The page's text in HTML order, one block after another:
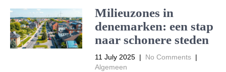
Milieuzones in
denemarken: een stap
naar schonere steden
11 July 2025 | No Comments |
Algemeen